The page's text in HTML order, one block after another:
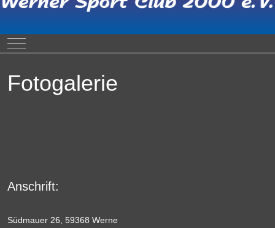
Mobile Menu Toggle
Fotogalerie
Anschrift:
Südmauer 26, 59368 Werne